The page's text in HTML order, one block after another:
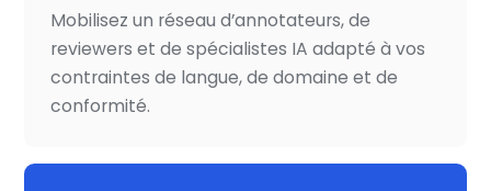
Mobilisez un réseau d’annotateurs, de
reviewers et de spécialistes IA adapté à vos
contraintes de langue, de domaine et de
conformité.